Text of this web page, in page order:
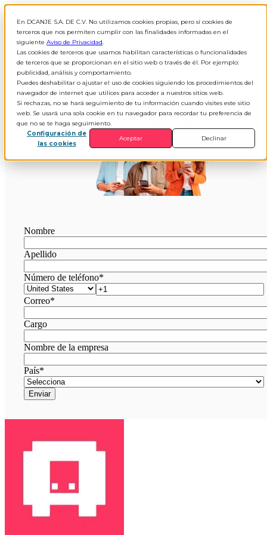
En DCANJE S.A. DE C.V. No utilizamos cookies propias, pero sí cookies de
terceros que nos permiten cumplir con las finalidades informadas en el
siguiente Aviso de Privacidad.
Las cookies de terceros que usamos habilitan características o funcionalidades
de terceros que se proporcionan en el sitio web o través de él. Por ejemplo:
publicidad, análisis y comportamiento.
Puedes deshabilitar o ajustar el uso de cookies siguiendo los procedimientos del
navegador de internet que utilices para acceder a nuestros sitios web.
Si rechazas, no se hará seguimiento de tu información cuando visites este sitio
web. Se usará una sola cookie en tu navegador para recordar tu preferencia de
que no se te haga seguimiento.
Configuración de
las cookies
Aceptar Declinar
Creemos juntos
incentivos
Nombre
Apellido
Número de teléfono*
Correo*
Cargo
Nombre de la empresa
País*